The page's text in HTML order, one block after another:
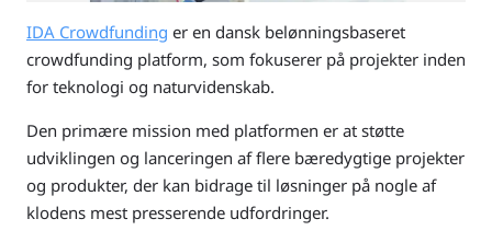
IDA Crowdfunding er en dansk belønningsbaseret
crowdfunding platform, som fokuserer på projekter inden
for teknologi og naturvidenskab.
Den primære mission med platformen er at støtte
udviklingen og lanceringen af flere bæredygtige projekter
og produkter, der kan bidrage til løsninger på nogle af
klodens mest presserende udfordringer.